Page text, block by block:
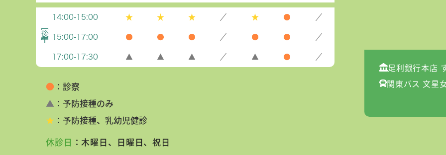
14:00-15:00 ★ ★ ★ ／ ★ ● ／
15:00-17:00 ● ● ● ／ ● ● ／
17:00-17:30 ▲ ▲ ▲ ／ ▲ ● ／
休診日 ：木曜日、日曜日、祝日
● ：診察
▲ ：予防接種のみ
★ ：予防接種、乳幼児健診
足利銀行本店
関東バス 文星